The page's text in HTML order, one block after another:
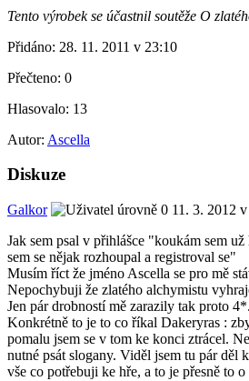
Tento výrobek se účastnil soutěže O
Přidáno: 28. 11. 2011 v 23:10
Přečteno: 0
Hlasovalo: 13
Autor: Ascella
Diskuze
Galkor
11. 3. 2012
Jak sem psal v přihlášce "koukám sem
sem se nějak rozhoupal a registroval se"
Musím říct že jméno Ascella se pro mě
Nepochybuji že zlatého alchymistu
Jen pár drobností mě zarazily tak proto 4*.
Konkrétně to je to co říkal Dakeryras :
pomalu jsem se v tom ke konci ztrácel.
nutné psát slogany. Viděl jsem tu pár děl
vše co potřebuji ke hře, a to je přesně to